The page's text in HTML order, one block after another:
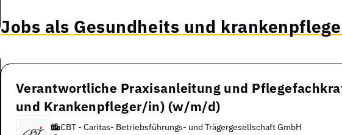
Jobs als Gesundheits und
Verantwortliche Praxisanleitung und
und Krankenpfleger/in) (w/m/d)
CBT - Caritas- Betriebsführungs- und Trägergesellschaft GmbH